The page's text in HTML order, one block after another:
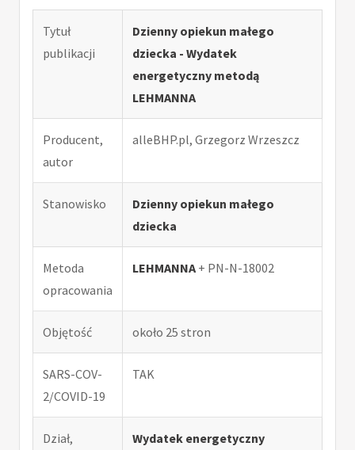
Tytuł
publikacji
Dzienny opiekun małego
dziecka - Wydatek
energetyczny metodą
LEHMANNA
Producent,
autor
alleBHP.pl, Grzegorz Wrzeszcz
Stanowisko
Dzienny opiekun małego
dziecka
Metoda
opracowania
LEHMANNA + PN-N-18002
Objętość około 25 stron
SARS-COV-
2/COVID-19
TAK
Dział,
Wydatek energetyczny